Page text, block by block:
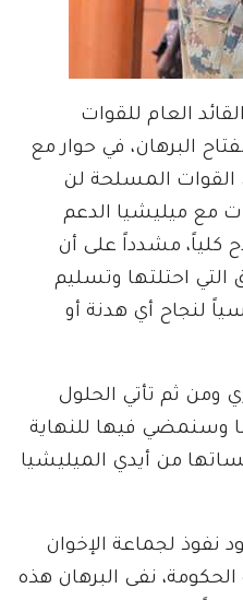
العام للقوات
البرهان، في حوار مع
القوات المسلحة لن
مع ميليشيا الدعم
كلياً، مشدداً على أن
احتلتها وتسليم
لنجاح أي هدنة أو
ومن ثم تأتي الحلول
وسنمضي فيها للنهاية
من أيدي الميليشيا
نفوذ لجماعة الإخوان
نفى البرهان هذه